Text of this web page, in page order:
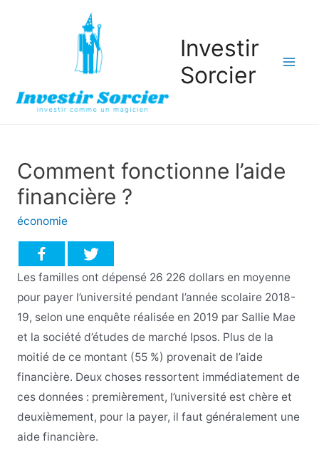
Investir
Sorcier
Comment fonctionne l’aide
financière ?
économie
Les familles ont dépensé 26 226 dollars en moyenne
pour payer l’université pendant l’année scolaire 2018-
19, selon une enquête réalisée en 2019 par Sallie Mae
et la société d’études de marché Ipsos. Plus de la
moitié de ce montant (55 %) provenait de l’aide
financière. Deux choses ressortent immédiatement de
ces données : premièrement, l’université est chère et
deuxièmement, pour la payer, il faut généralement une
aide financière.